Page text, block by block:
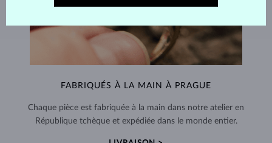
FABRIQUÉS À LA MAIN À PRAGUE
Chaque pièce est fabriquée à la main dans notre atelier en
République tchèque et expédiée dans le monde entier.